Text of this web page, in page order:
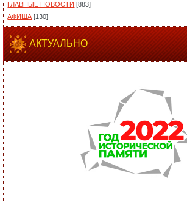
ГЛАВНЫЕ НОВОСТИ [883]
АФИША [130]
АКТУАЛЬНО